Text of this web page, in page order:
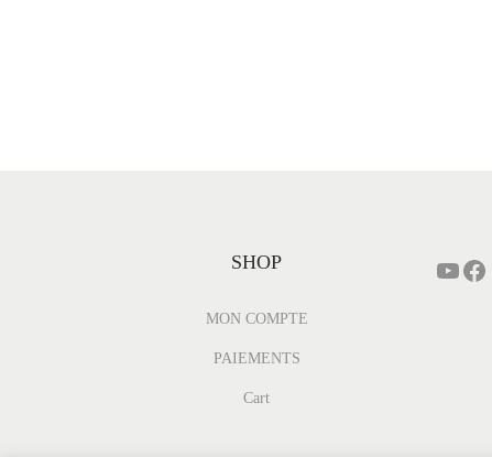
SHOP
MON COMPTE
PAIEMENTS
Cart